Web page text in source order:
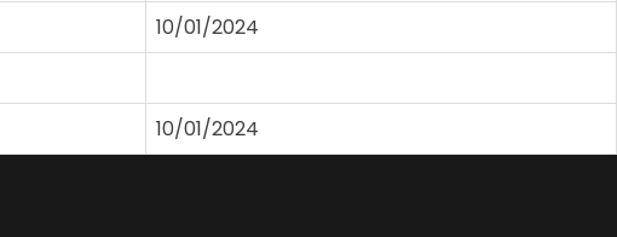
10/01/2024
10/01/2024